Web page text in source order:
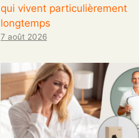
qui vivent particulièrement
longtemps
7 août 2026